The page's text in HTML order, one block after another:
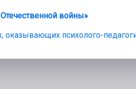
войны»
оказывающих психолого-